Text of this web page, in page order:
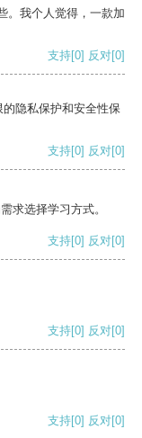
。我个人觉得，一款加
支持[0] 反对[0]
隐私保护和安全性保
支持[0] 反对[0]
求选择学习方式。
支持[0] 反对[0]
支持[0] 反对[0]
支持[0] 反对[0]